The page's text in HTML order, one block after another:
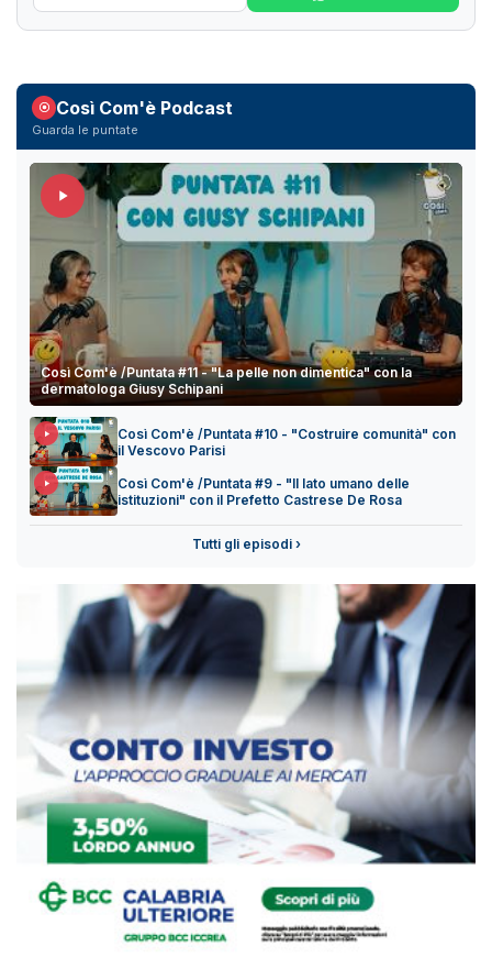
Così Com'è Podcast
Guarda le puntate
Così Com'è /Puntata #11 - "La pelle non dimentica" con la
dermatologa Giusy Schipani
Così Com'è /Puntata #10 - "Costruire comunità" con
il Vescovo Parisi
Così Com'è /Puntata #9 - "Il lato umano delle
istituzioni" con il Prefetto Castrese De Rosa
Tutti gli episodi ›